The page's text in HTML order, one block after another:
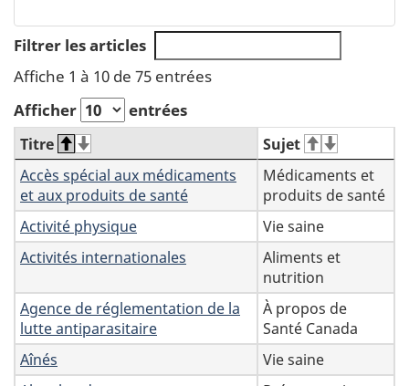
o
n
Filtrer les articles
Affiche 1 à 10 de 75 entrées
Afficher
entrées
Titre
Sujet
Accès spécial aux médicaments
et aux produits de santé
Médicaments et
produits de santé
Activité physique
Vie saine
Activités internationales
Aliments et
nutrition
Agence de réglementation de la
lutte antiparasitaire
À propos de
Santé Canada
Aînés
Vie saine